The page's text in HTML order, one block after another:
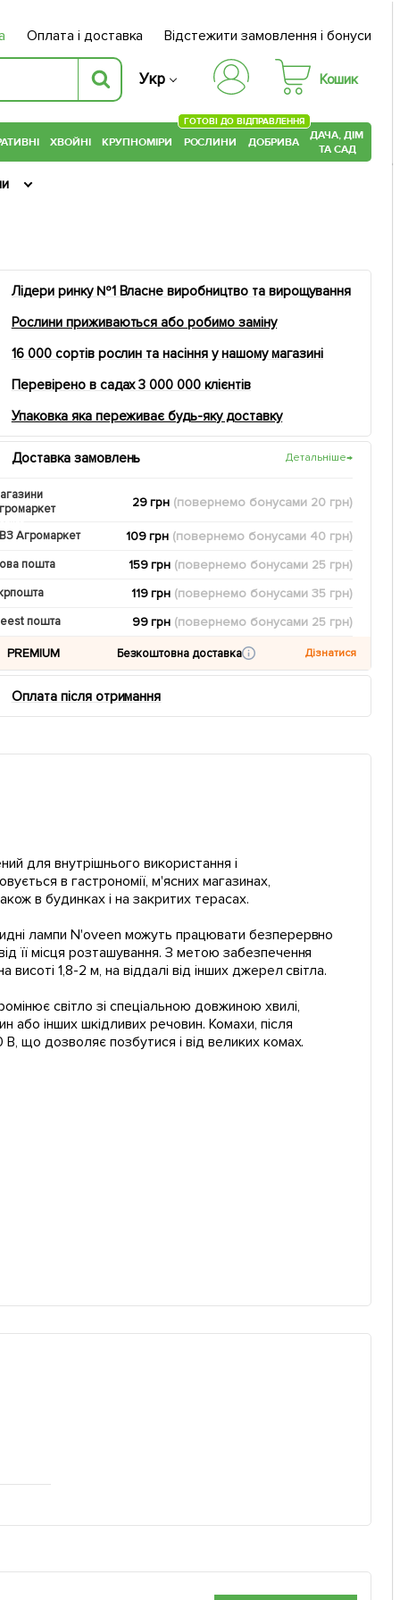
Оплата і доставка Відстежити замовлення і бонуси
Укр Кошик
ХВОЙНІ КРУПНОМІРИ РОСЛИНИ
ГОТОВІ ДО ВІДПРАВЛЕННЯ
ДОБРИВА
ДАЧА, ДІМ
ТА САД
Лідери ринку №1 Власне виробництво та вирощування
Рослини приживаються або робимо заміну
16 000 сортів рослин та насіння у нашому магазині
Перевірено в садах 3 000 000 клієнтів
Упаковка яка переживає будь-яку доставку
Доставка замовлень Детальніше→
29 грн (повернемо бонусами 20 грн)
Агромаркет 109 грн (повернемо бонусами 40 грн)
пошта 159 грн (повернемо бонусами 25 грн)
119 грн (повернемо бонусами35 грн)
пошта 99 грн (повернемо бонусами 25 грн)
PREMIUM Безкоштовна доставка Дізнатися
Оплата після отримання
для внутрішнього використання і
в гастрономії, м'ясних магазинах,
в будинках і на закритих терасах.
лампи N'oveen можуть працювати безперервно
її місця розташування. З метою забезпечення
1,8-2 м, на віддалі від інших джерел світла.
світло зі спеціальною довжиною хвилі,
або інших шкідливих речовин. Комахи, після
що дозволяє позбутися і від великих комах.